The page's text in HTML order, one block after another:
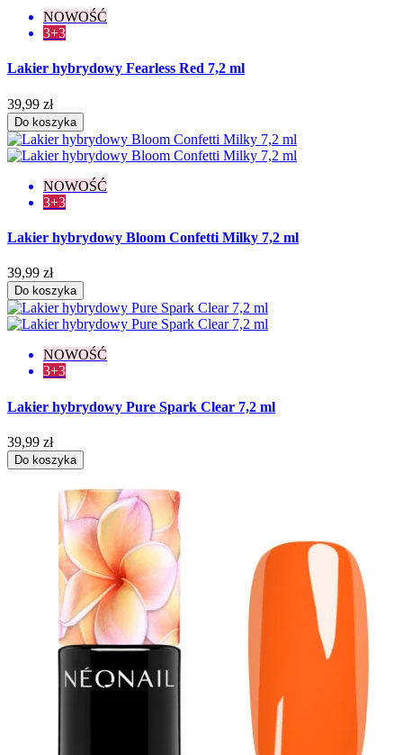
NOWOŚĆ
3+3
Lakier hybrydowy Fearless Red 7,2 ml
39,99 zł
Do koszyka
NOWOŚĆ
3+3
Lakier hybrydowy Bloom Confetti Milky 7,2 ml
39,99 zł
Do koszyka
NOWOŚĆ
3+3
Lakier hybrydowy Pure Spark Clear 7,2 ml
39,99 zł
Do koszyka